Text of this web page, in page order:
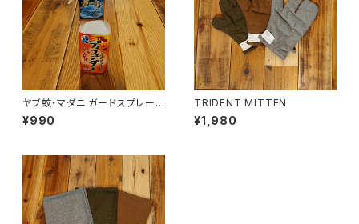
ヤブ蚊・マダニ ガードスプレー
「ザ・ディフェンダー」
¥990
TRIDENT MITTEN
¥1,980